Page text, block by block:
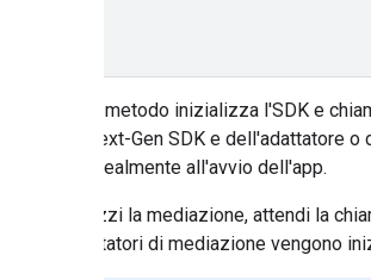
Questo metodo inizializza l'SDK e
GMA Next-Gen SDK e dell'adattatore o
volta, idealmente all'avvio dell'app.
Se utilizzi la mediazione, attendi la
gli adattatori di mediazione vengono